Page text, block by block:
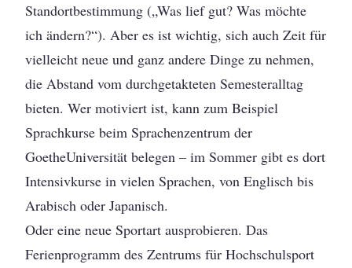
Standortbestimmung („Was lief gut? Was möchte
ich ändern?“). Aber es ist wichtig, sich auch Zeit für
vielleicht neue und ganz andere Dinge zu nehmen,
die Abstand vom durchgetakteten Semesteralltag
bieten. Wer motiviert ist, kann zum Beispiel
Sprachkurse beim Sprachenzentrum der
GoetheUniversität belegen – im Sommer gibt es dort
Intensivkurse in vielen Sprachen, von Englisch bis
Arabisch oder Japanisch.
Oder eine neue Sportart ausprobieren. Das
Ferienprogramm des Zentrums für Hochschulsport